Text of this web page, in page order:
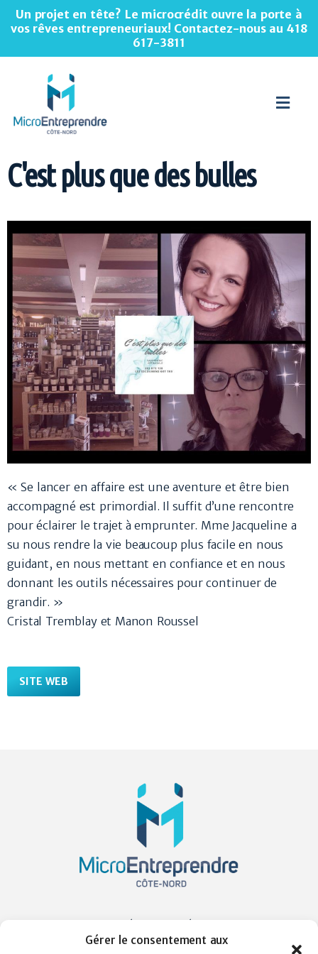
Gérer le consentement aux
Un projet en tête? Le microcrédit ouvre la porte à
vos rêves entrepreneuriaux! Contactez-nous au 418
617-3811
C'est plus que des bulles
« Se lancer en affaire est une aventure et être bien
accompagné est primordial. Il suffit d’une rencontre
pour éclairer le trajet à emprunter. Mme Jacqueline a
su nous rendre la vie beaucoup plus facile en nous
guidant, en nous mettant en confiance et en nous
donnant les outils nécessaires pour continuer de
grandir. »
Cristal Tremblay et Manon Roussel
SITE WEB
Sacré-Coeur, Québec
jgirard@microentreprendre-cotenord.org